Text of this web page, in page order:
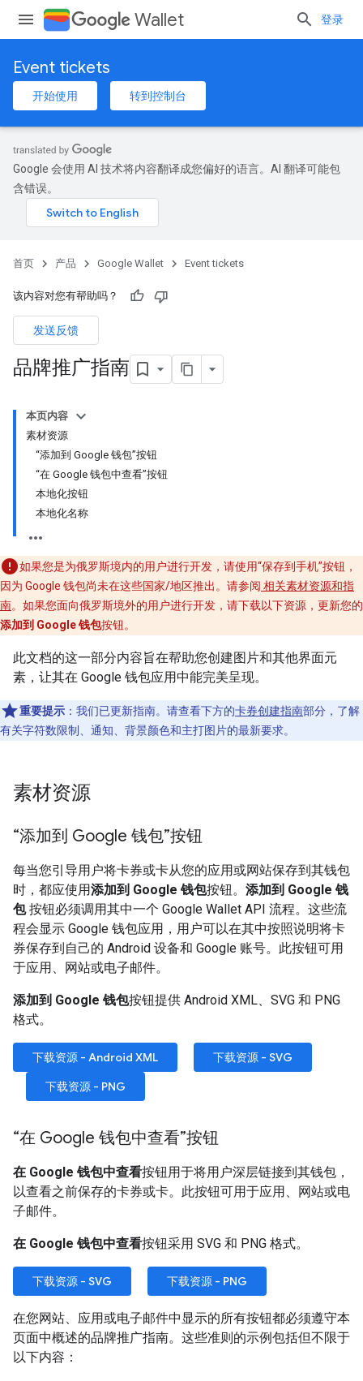
Wallet 登录
Event tickets
开始使用 转到控制台
Google 会使用 AI 技术将内容翻译成您偏好的语言。AI 翻译可能包
含错误。
首页 产品 Google Wallet Event tickets
该内容对您有帮助吗？
发送反馈
品牌推广指南
本页内容
素材资源
“添加到 Google 钱包”按钮
“在 Google 钱包中查看”按钮
本地化按钮
本地化名称
如果您是为俄罗斯境内的用户进行开发，请使用“保存到手机”按钮，
因为 Google 钱包尚未在这些国家/地区推出。请参阅 相关素材资源和指
南。如果您面向俄罗斯境外的用户进行开发，请下载以下资源，更新您的
添加到 Google 钱包按钮。
此文档的这一部分内容旨在帮助您创建图片和其他界面元
素，让其在 Google 钱包应用中能完美呈现。
重要提示 ：我们已更新指南。请查看下方的卡券创建指南部分，了解
有关字符数限制、通知、背景颜色和主打图片的最新要求。
素材资源
“添加到 Google 钱包”按钮
每当您引导用户将卡券或卡从您的应用或网站保存到其钱包
时，都应使用添加到 Google 钱包按钮。 添加到 Google 钱
包按钮必须调用其中一个 Google Wallet API 流程。这些流
程会显示 Google 钱包应用，用户可以在其中按照说明将卡
券保存到自己的 Android 设备和 Google 账号。此按钮可用
于应用、网站或电子邮件。
添加到 Google 钱包按钮提供 Android XML、SVG 和 PNG
格式。
下载资源 - Android XML
下载资源 - SVG
下载资源 - PNG
“在 Google 钱包中查看”按钮
在 Google 钱包中查看按钮用于将用户深层链接到其钱包，
以查看之前保存的卡券或卡。此按钮可用于应用、网站或电
子邮件。
在 Google 钱包中查看按钮采用 SVG 和 PNG 格式。
下载资源 - SVG 下载资源 - PNG
在您网站、应用或电子邮件中显示的所有按钮都必须遵守本
页面中概述的品牌推广指南。这些准则的示例包括但不限于
以下内容：